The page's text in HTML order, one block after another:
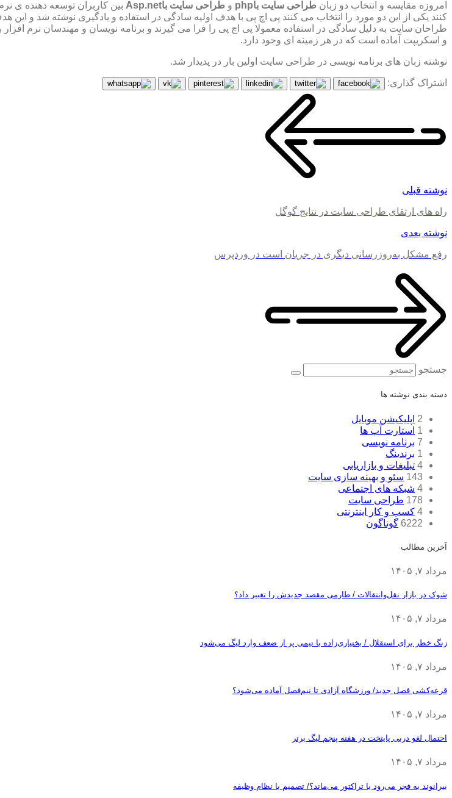
امروزه مقایسه و انتخاب دو زبان طراحی سایت باphp و طراحی سایت باAsp.net
بین کاربران توسعه دهنده ی
طراحان سایت به دلیل سادگی در استفاده معمولا پی اچ پی را فرا می گیرند و برنامه نویسان و مهندسان نرم
و اسکریپت آماده است که در هر زمینه ای وجود دارد.
نوشته زبان های برنامه نویسی در طراحی سایت اولین بار در پدیدار شد.
اشتراک گذاری:
نوشته قبلی
راه های ارتقای طراحی سایت در نتایج گوگل
نوشته بعدی
رفع مشکل به‌روزرسانی دیگری در جریان است در وردپرس
جستجو
دسته بندی نوشته ها
2 اپلیکیشن موبایل
1 استارت آپ ها
7 برنامه نویسی
1 برندینگ
4 تبلیغات و بازاریابی
143 سئو و بهینه سازی سایت
4 شبکه های اجتماعی
178 طراحی سایت
4 کسب و کار اینترنتی
6222 گوناگون
آخرین مطالب
مرداد ۷, ۱۴۰۵
شوک در بازار نقل‌وانتقالات / طارمی مقصد جدیدش را تغییر داد؟
مرداد ۷, ۱۴۰۵
زنگ خطر برای استقلال / بختیاری‌زاده با تیمی پر از ضعف وارد لیگ می‌شود
مرداد ۷, ۱۴۰۵
قرعه‎‌کشی فصل جدید/ ورزشگاه آزادی تا نیم‌فصل آماده می‌شود؟
مرداد ۷, ۱۴۰۵
احتمال لغو دربی پایتخت در هفته پنجم لیگ برتر
مرداد ۷, ۱۴۰۵
بیرانوند به فجر می‌رود یا تراکتور می‌ماند؟/ تصمیم با نظام وظیفه